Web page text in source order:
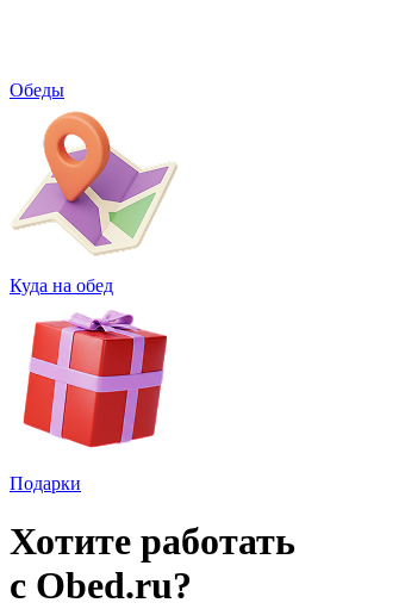
Обеды
Куда на обед
Подарки
Хотите работать
с Obed.ru?